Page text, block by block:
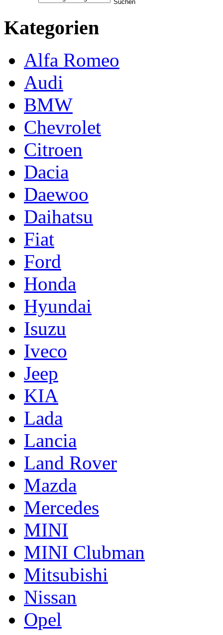
Kategorien
Alfa Romeo
Audi
BMW
Chevrolet
Citroen
Dacia
Daewoo
Daihatsu
Fiat
Ford
Honda
Hyundai
Isuzu
Iveco
Jeep
KIA
Lada
Lancia
Land Rover
Mazda
Mercedes
MINI
MINI Clubman
Mitsubishi
Nissan
Opel